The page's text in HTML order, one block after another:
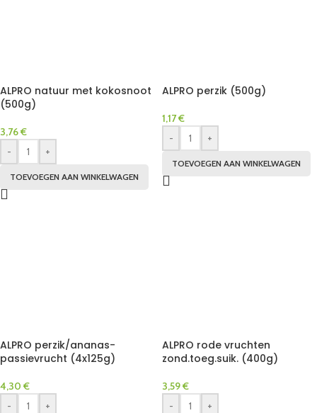
ALPRO natuur met kokosnoot
(500g)
3,76€
-
+
TOEVOEGEN AAN WINKELWAGEN
ALPRO perzik (500g)
1,17€
-
+
TOEVOEGEN AAN WINKELWAGEN
ALPRO perzik/ananas-
passievrucht (4x125g)
4,30 €
-
+
ALPRO rode vruchten
zond.toeg.suik. (400g)
3,59€
-
+